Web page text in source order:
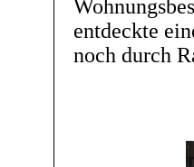
entdeckte
noch durch